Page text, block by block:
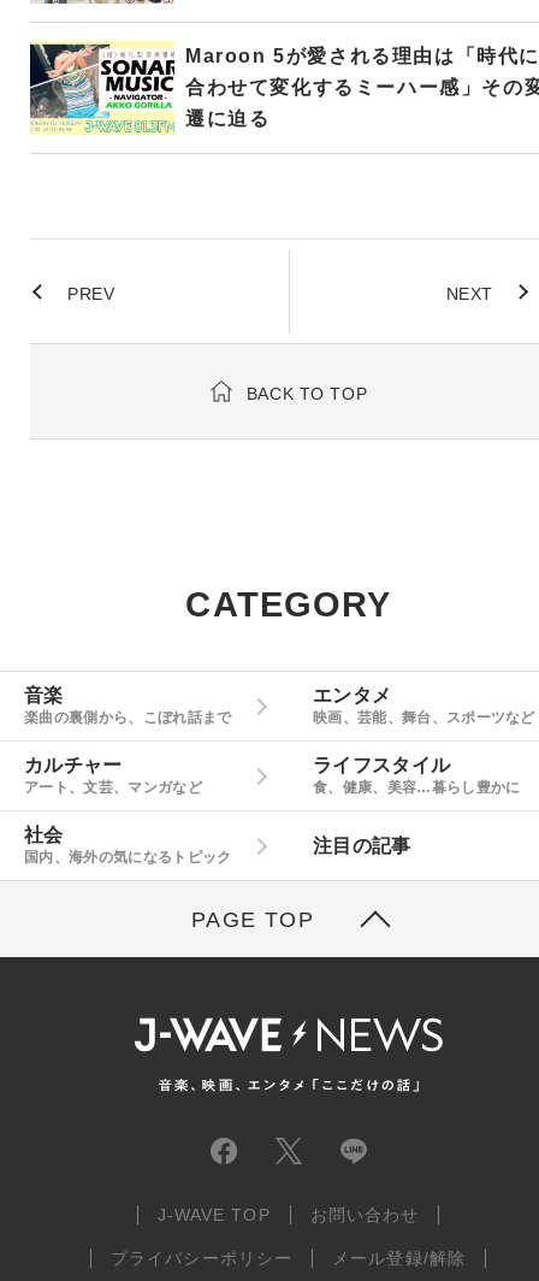
Maroon 5が愛される理由は「時代に
合わせて変化するミーハー感」その
遷に迫る
PREV NEXT
BACK TO TOP
CATEGORY
音楽
楽曲の裏側から、こぼれ話まで
エンタメ
映画、芸能、舞台、スポーツなど
カルチャー
アート、文芸、マンガなど
ライフスタイル
食、健康、美容…暮らし豊かに
社会
国内、海外の気になるトピック
注目の記事
PAGE TOP
J-WAVE TOP お問い合わせ
プライバシーポリシー メール登録/解除